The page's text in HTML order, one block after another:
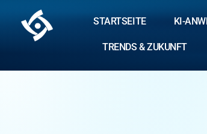
STARTSEITE KI-
TRENDS & ZUKUNFT